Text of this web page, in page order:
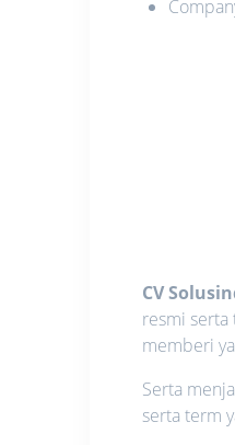
CV
resmi serta
memberi
Serta
serta term